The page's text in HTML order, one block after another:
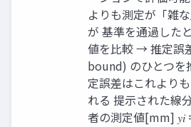
よりも測定が「雑
が 基準を通過した
値を比較 → 推定誤
bound) のひとつを
定誤差はこれより
れる 提示された線
者の測定値[mm] 𝑦𝑖